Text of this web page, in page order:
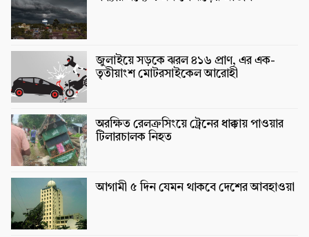
জুলাইয়ে সড়কে ঝরল ৪১৬ প্রাণ, এর এক-
তৃতীয়াংশ মোটরসাইকেল আরোহী
অরক্ষিত রেলক্রসিংয়ে ট্রেনের ধাক্কায় পাওয়ার
টিলারচালক নিহত
আগামী ৫ দিন যেমন থাকবে দেশের আবহাওয়া